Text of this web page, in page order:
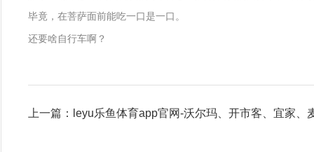
毕竟，在菩萨面前能吃一口是一口。
还要啥自行车啊？
上一篇：leyu乐鱼体育app官网-沃尔玛、开市客、宜家